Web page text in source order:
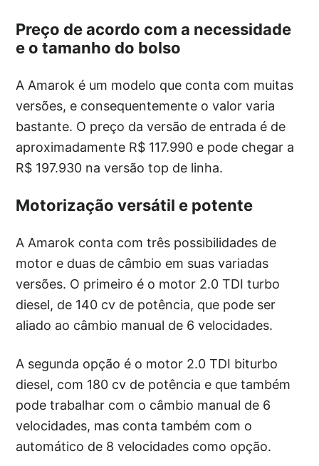
Preço de acordo com a necessidade
e o tamanho do bolso
A Amarok é um modelo que conta com muitas
versões, e consequentemente o valor varia
bastante. O preço da versão de entrada é de
aproximadamente R$ 117.990 e pode chegar a
R$ 197.930 na versão top de linha.
Motorização versátil e potente
A Amarok conta com três possibilidades de
motor e duas de câmbio em suas variadas
versões. O primeiro é o motor 2.0 TDI turbo
diesel, de 140 cv de potência, que pode ser
aliado ao câmbio manual de 6 velocidades.
A segunda opção é o motor 2.0 TDI biturbo
diesel, com 180 cv de potência e que também
pode trabalhar com o câmbio manual de 6
velocidades, mas conta também com o
automático de 8 velocidades como opção.